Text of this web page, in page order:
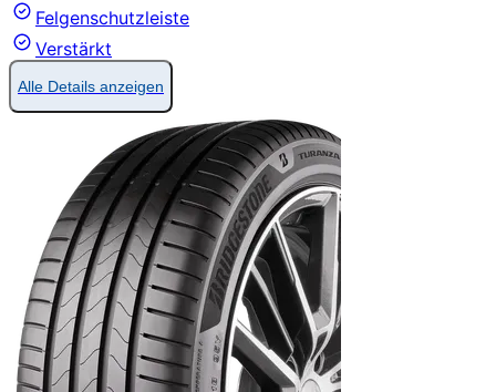
Felgenschutzleiste
Verstärkt
Alle Details anzeigen